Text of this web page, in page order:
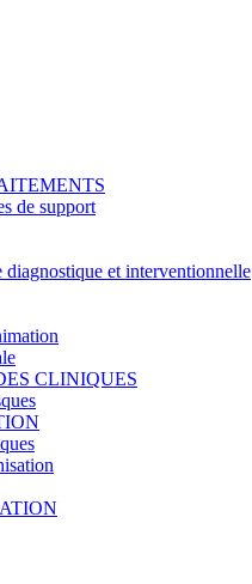
de support
diagnostique et interventionnelle
CLINIQUES